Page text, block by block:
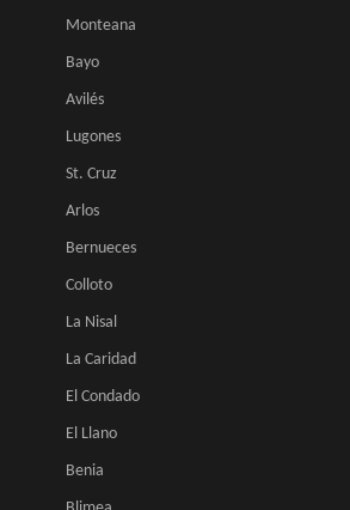
Monteana
Bayo
Avilés
Lugones
St. Cruz
Arlos
Bernueces
Colloto
La Nisal
La Caridad
El Condado
El Llano
Benia